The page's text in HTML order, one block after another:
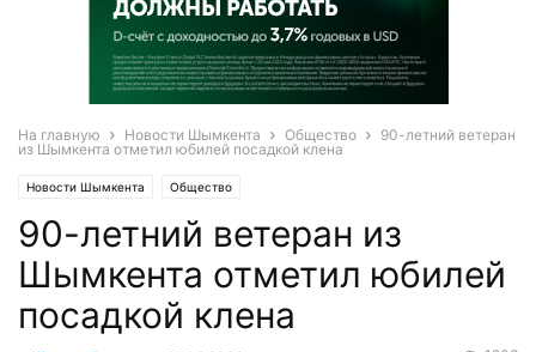
На главную Новости Шымкента Общество
90-летний ветеран
из Шымкента отметил юбилей посадкой клена
Новости Шымкента Общество
90-летний ветеран из
Шымкента отметил юбилей
посадкой клена